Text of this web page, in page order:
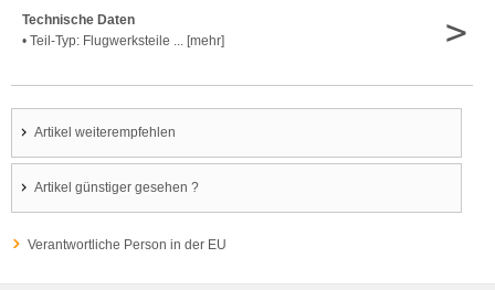
Technische Daten
• Teil-Typ: Flugwerksteile ... [mehr]
>
Artikel weiterempfehlen
Artikel günstiger gesehen ?
Verantwortliche Person in der EU